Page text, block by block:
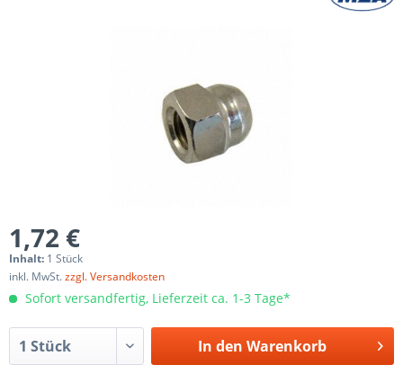
1,72 €
Inhalt: 1 Stück
inkl. MwSt.zzgl. Versandkosten
Sofort versandfertig, Lieferzeit ca. 1-3 Tage*
In den Warenkorb